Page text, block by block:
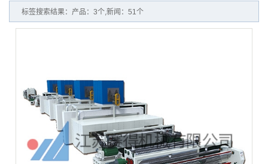
标签搜索结果：产品：3个,新闻：51个